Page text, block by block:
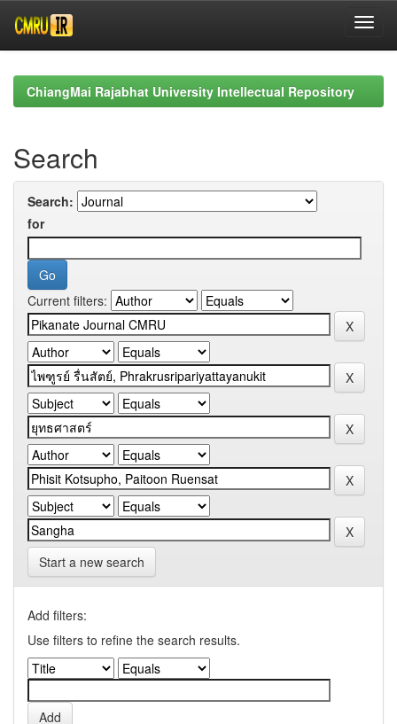
navigationChiangMai Rajabhat University Intellectual Repository
Search
Search:
for
Current filters:
Start a new search
Add filters:
Use filters to refine the search results.